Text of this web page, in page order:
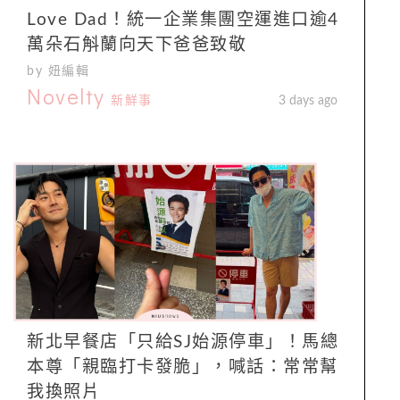
Love Dad！統一企業集團空運進口逾4
萬朵石斛蘭向天下爸爸致敬
by 妞編輯
Novelty 新鮮事 3 days ago
新北早餐店「只給SJ始源停車」！馬總
本尊「親臨打卡發脆」，喊話：常常幫
我換照片